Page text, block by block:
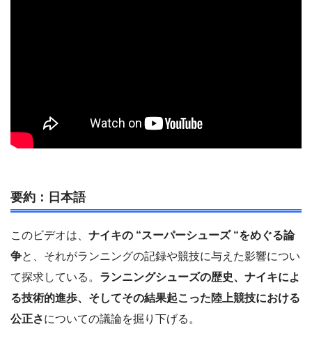
要約：日本語
このビデオは、 ナイキの “スーパーシューズ “をめぐる論
争と、それがランニングの記録や競技に与えた影響につい
て探求している。 ランニングシューズの歴史、ナイキによ
る技術的進歩、そしてその結果起こった陸上競技における
公正さについての議論を掘り下げる。